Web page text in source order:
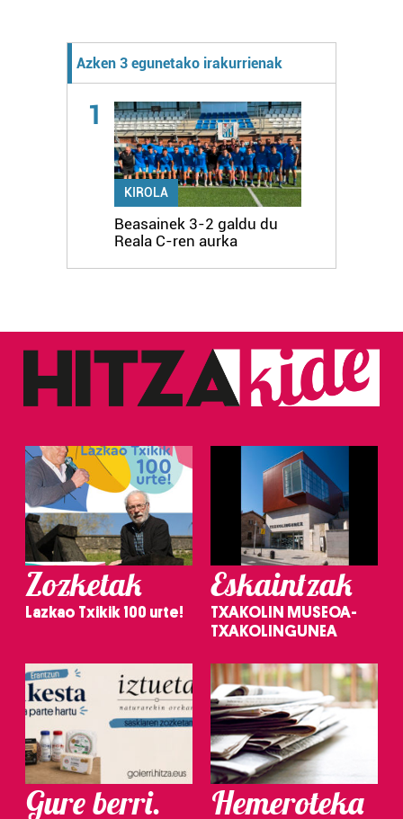
Azken 3 egunetako irakurrienak
1
KIROLA
Beasainek 3-2 galdu du
Reala C-ren aurka
Zozketak
Lazkao Txikik 100 urte!
Eskaintzak
TXAKOLIN MUSEOA-
TXAKOLINGUNEA
Gure berri. Hemeroteka